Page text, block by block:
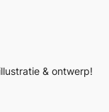
& ontwerp!